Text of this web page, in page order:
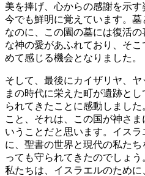
美を捧げ、心からの感謝を示す
今でも鮮明に覚えています。
なのに、この園の墓には復活
な神の愛があふれており、そ
めて感じる機会となりました。
そして、最後にカイザリヤ、
まの時代に栄えた町が遺跡と
られてきたことに感動しまし
こと、それは、この国が神さ
いうことだと思います。イスラ
に、聖書の世界と現代の私た
っても守られてきたのでしょ
私たちは、イスラエルのため